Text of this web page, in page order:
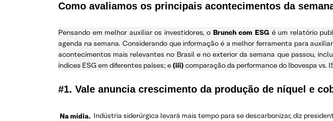
Como avaliamos os principais acontecimentos da
Pensando em melhor auxiliar os investidores, o Brunch com ESG é um relatório
agenda na semana. Considerando que informação é a melhor ferramenta para
acontecimentos mais relevantes no Brasil e no exterior da semana que passou,
índices ESG em diferentes países; e(iii)comparação da performance do Ibovespa vs.
#1. Vale anuncia crescimento da produção de níquel e
Na mídia. Indústria siderúrgica levará mais tempo para se descarbonizar, diz